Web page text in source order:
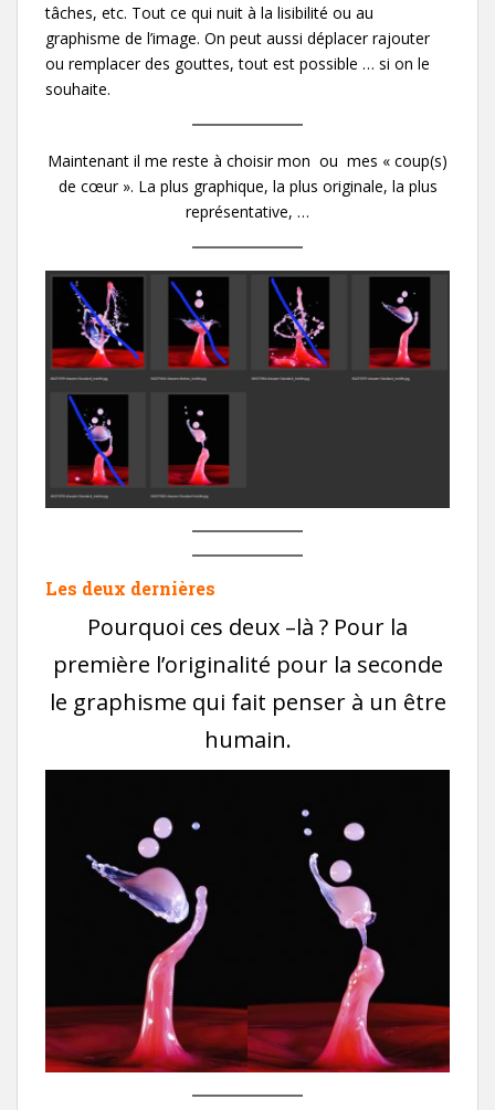
tâches, etc. Tout ce qui nuit à la lisibilité ou au
graphisme de l’image. On peut aussi déplacer rajouter
ou remplacer des gouttes, tout est possible … si on le
souhaite.
Maintenant il me reste à choisir mon ou mes « coup(s)
de cœur ». La plus graphique, la plus originale, la plus
représentative, …
Les deux dernières
Pourquoi ces deux –là ? Pour la
première l’originalité pour la seconde
le graphisme qui fait penser à un être
humain.